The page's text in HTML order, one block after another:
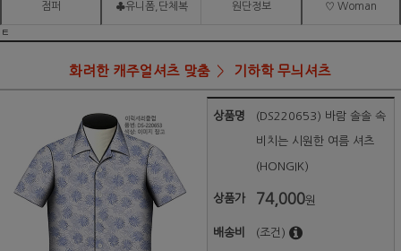
점퍼 ♣유니폼,단체복 원단정보 ♡ Woman
ㅌ
화려한 캐주얼셔츠 맞춤 기하학 무늬셔츠
상품명 (DS220653) 바람 솔솔 속
비치는 시원한 여름 셔츠
(HONGIK)
상품가 74,000원
배송비 (조건)